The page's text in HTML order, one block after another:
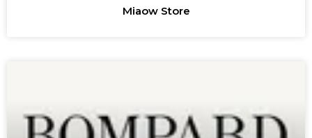
Miaow Store